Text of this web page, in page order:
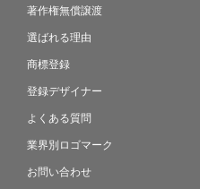
著作権無償譲渡
選ばれる理由
商標登録
登録デザイナー
よくある質問
業界別ロゴマーク
お問い合わせ